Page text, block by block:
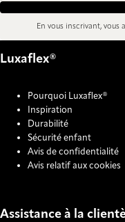
En vous inscrivant, vous
Luxaflex®
Pourquoi Luxaflex®
Inspiration
Durabilité
Sécurité enfant
Avis de confidentialité
Avis relatif aux cookies
Assistance à la